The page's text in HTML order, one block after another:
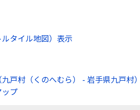
タイル地図）表示
戸村（くのへむら） - 岩手県九戸村）
プ